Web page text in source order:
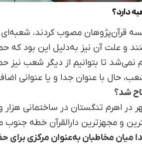
دارد؟
قرآن‌پژوهان مصوب کردند،
و علت آن نیز به‌دلیل این بود که
نمی‌شد تا بتوانیم از دیگر شعب
حال با عنوان جدا و یا عنوانی
شد؟
و مجهزترین دارالقرآن خطه
میان مخاطبان به‌عنوان مرکزی برای